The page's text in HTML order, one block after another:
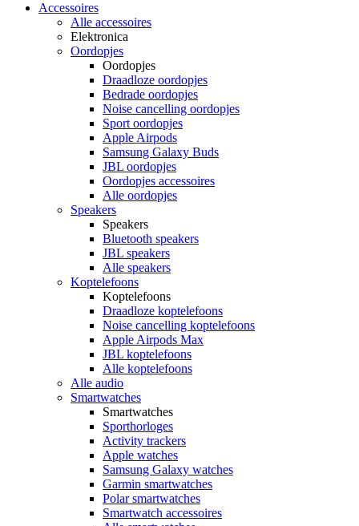
Accessoires
Alle accessoires
Elektronica
Oordopjes
Oordopjes
Draadloze oordopjes
Bedrade oordopjes
Noise cancelling oordopjes
Sport oordopjes
Apple Airpods
Samsung Galaxy Buds
JBL oordopjes
Oordopjes accessoires
Alle oordopjes
Speakers
Speakers
Bluetooth speakers
JBL speakers
Alle speakers
Koptelefoons
Koptelefoons
Draadloze koptelefoons
Noise cancelling koptelefoons
Apple Airpods Max
JBL koptelefoons
Alle koptelefoons
Alle audio
Smartwatches
Smartwatches
Sporthorloges
Activity trackers
Apple watches
Samsung Galaxy watches
Garmin smartwatches
Polar smartwatches
Smartwatch accessoires